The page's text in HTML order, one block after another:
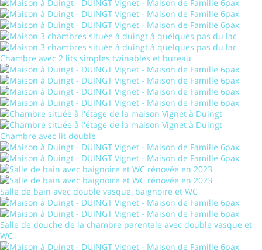
Chambre avec 2 lits simples twinables et bureau
Chambre avec lit double
Salle de bain avec double vasque, baignoire et WC
Salle de douche de la chambre parentale avec double vasque et
WC